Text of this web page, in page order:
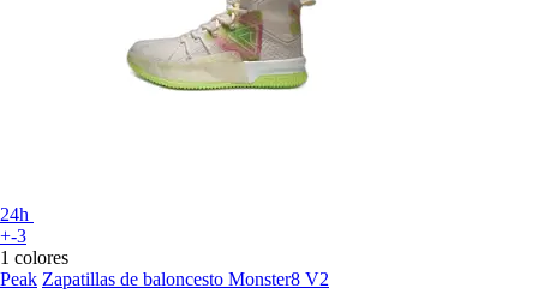
24h
+-3
1 colores
Peak Zapatillas de baloncesto Monster8 V2